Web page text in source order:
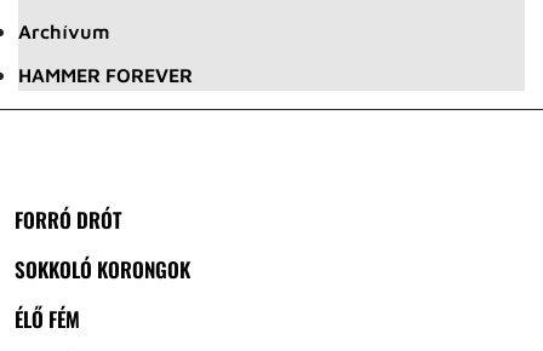
Archívum
HAMMER FOREVER
FORRÓ DRÓT
SOKKOLÓ KORONGOK
ÉLŐ FÉM